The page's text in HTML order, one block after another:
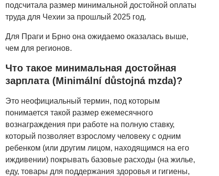
подсчитала размер минимальной достойной оплаты
труда для Чехии за прошлый 2025 год.
Для Праги и Брно она ожидаемо оказалась выше,
чем для регионов.
Что такое минимальная достойная
зарплата (Minimální důstojná mzda)?
Это неофициальный термин, под которым
понимается такой размер ежемесячного
вознаграждения при работе на полную ставку,
который позволяет взрослому человеку с одним
ребенком (или другим лицом, находящимся на его
иждивении) покрывать базовые расходы (на жилье,
еду, товары для поддержания здоровья и гигиены,